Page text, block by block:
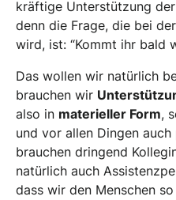
kräftige Unterstützung
denn die Frage, die bei
wird, ist: “Kommt ihr bald
Das wollen wir natürlich
brauchen wir
also in materieller Form,
und vor allen Dingen auch
brauchen dringend
natürlich auch
dass wir den Menschen